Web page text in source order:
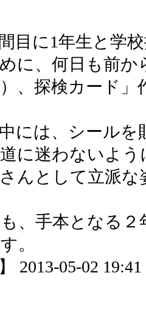
目に1年生と学
に、何日も前
）、探検カード
には、シール
に迷わないよ
んとして立派
、手本となる
。
2013-05-02